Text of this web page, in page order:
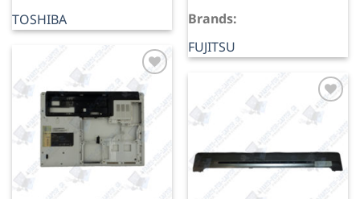
TOSHIBA
Brands:
FUJITSU
Add to
Wishlist
Add to
Wishlist